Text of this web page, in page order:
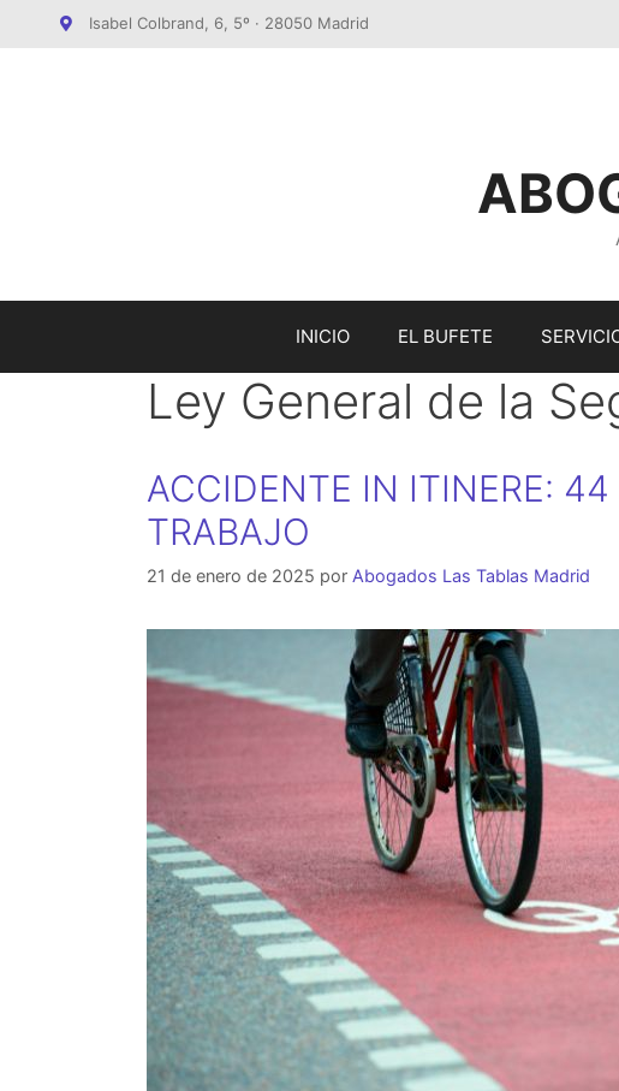
Isabel Colbrand, 6, 5º · 28050 Madrid
INICIO EL BUFETE
Ley General de la
ACCIDENTE IN ITINERE:
TRABAJO
21 de enero de 2025 por Abogados Las Tablas Madrid